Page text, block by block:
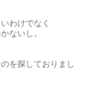
わけでなく
ないし。
を探しておりまし